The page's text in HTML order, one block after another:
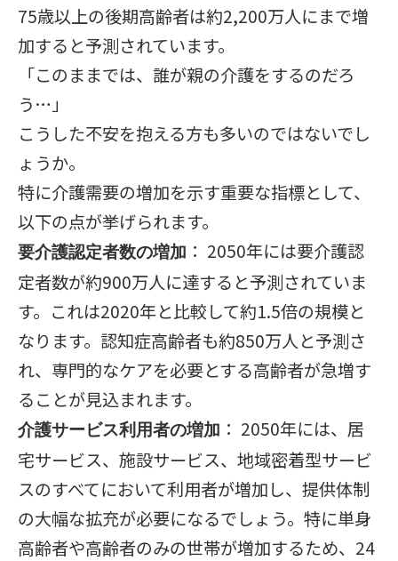
75歳以上の後期高齢者は約2,200万人にまで増
加すると予測されています。
「このままでは、誰が親の介護をするのだろ
う…」
こうした不安を抱える方も多いのではないでし
ょうか。
特に介護需要の増加を示す重要な指標として、
以下の点が挙げられます。
要介護認定者数の増加 ： 2050年には要介護認
定者数が約900万人に達すると予測されていま
す。これは2020年と比較して約1.5倍の規模と
なります。認知症高齢者も約850万人と予測さ
れ、専門的なケアを必要とする高齢者が急増す
ることが見込まれます。
介護サービス利用者の増加 ： 2050年には、居
宅サービス、施設サービス、地域密着型サービ
スのすべてにおいて利用者が増加し、提供体制
の大幅な拡充が必要になるでしょう。特に単身
高齢者や高齢者のみの世帯が増加するため、24